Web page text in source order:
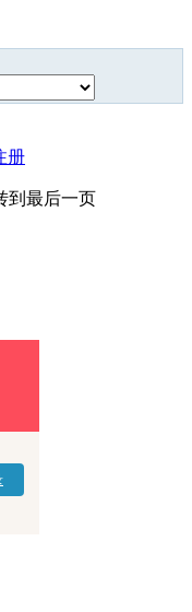
册
到最后一页